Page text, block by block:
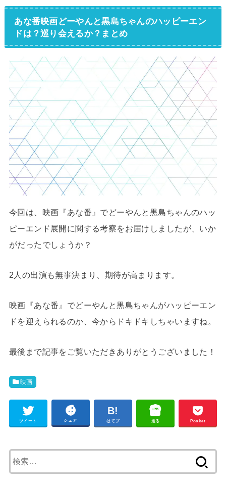
あな番映画どーやんと黒島ちゃんのハッピーエン
ドは？巡り会えるか？まとめ
今回は、映画『あな番』でどーやんと黒島ちゃんのハッ
ピーエンド展開に関する考察をお届けしましたが、いか
がだったでしょうか？
2人の出演も無事決まり、期待が高まります。
映画『あな番』でどーやんと黒島ちゃんがハッピーエン
ドを迎えられるのか、今からドキドキしちゃいますね。
最後まで記事をご覧いただきありがとうございました！
映画
ツイート シェア はてブ 送る Pocket
索: